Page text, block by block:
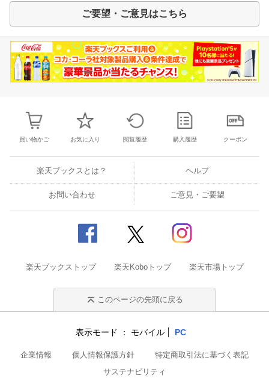
ご要望・ご意見はこちら
買い物かご お気に入り 閲覧履歴 購入履歴 クーポン
楽天ブックスとは？ ヘルプ
お問い合わせ ご意見・ご要望
楽天ブックストップ 楽天Koboトップ 楽天市場トップ
このページの先頭に戻る
表示モード モバイル PC
企業情報 個人情報保護方針
特定商取引法に基づく表記
サステナビリティ